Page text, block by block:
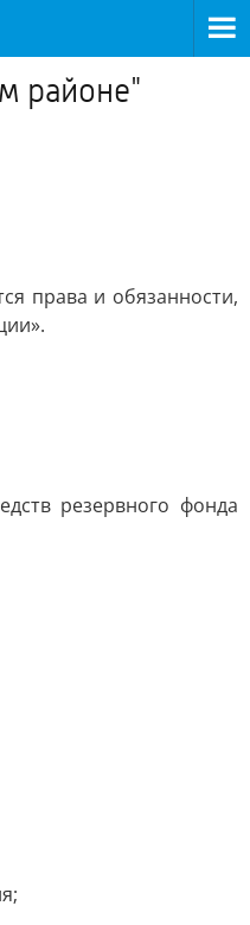
районе"
права и обязанности,
резервного фонда